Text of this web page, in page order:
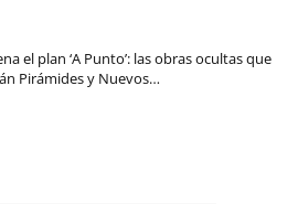
el plan ‘A Punto’: las obras ocultas que
Pirámides y Nuevos…